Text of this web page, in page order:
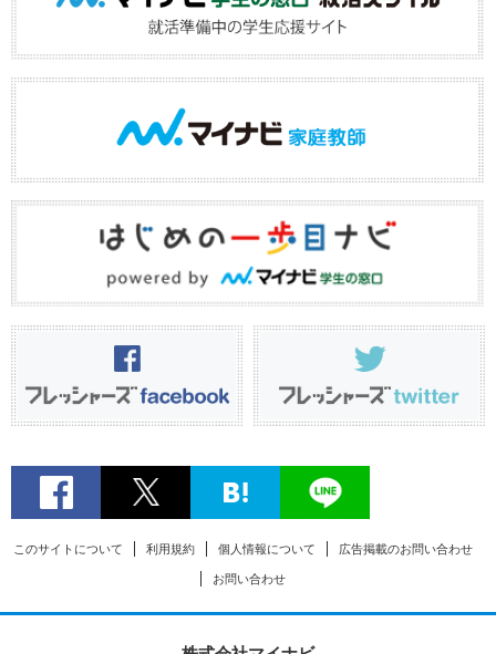
このサイトについて 利用規約 個人情報について 広告掲載のお問い合わせ
お問い合わせ